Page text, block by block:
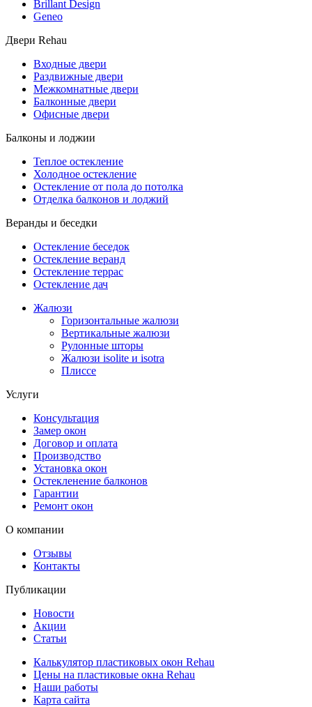
Brillant Design
Geneo
Двери Rehau
Входные двери
Раздвижные двери
Межкомнатные двери
Балконные двери
Офисные двери
Балконы и лоджии
Теплое остекление
Холодное остекление
Остекление от пола до потолка
Отделка балконов и лоджий
Веранды и беседки
Остекление беседок
Остекление веранд
Остекление террас
Остекление дач
Жалюзи
Горизонтальные жалюзи
Вертикальные жалюзи
Рулонные шторы
Жалюзи isolite и isotra
Плиссе
Услуги
Консультация
Замер окон
Договор и оплата
Производство
Установка окон
Остекленение балконов
Гарантии
Ремонт окон
О компании
Отзывы
Контакты
Публикации
Новости
Акции
Статьи
Калькулятор пластиковых окон Rehau
Цены на пластиковые окна Rehau
Наши работы
Карта сайта